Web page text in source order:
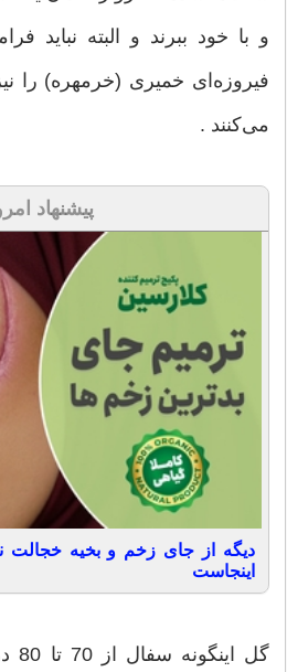
و با خود ببرند و البته نباید
فیروزه‌ای خمیری (خرمهره) را
می‌كنند .
پیشنهاد
دیگه از جای زخم و بخیه
اینجاست
گل